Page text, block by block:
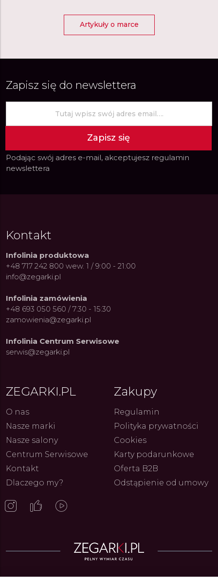
i Dostępny Luksus z
27.07.2026
kolarskich pasji do ikonicznych
Artykuły o marce
Zapisz się do newslettera
Zapisz się
Podając swój adres e-mail, akceptujesz regulamin
newslettera
Kontakt
Infolinia produktowa
+48 717 242 800 wew. 1 / 9:00 - 21:00
info@zegarki.pl
Infolinia zamówienia
+48 693 050 560 / 7:30 - 15:30
zamowienia@zegarki.pl
Infolinia Centrum Serwisowe
serwis@zegarki.pl
ZEGARKI.PL
O nas
Nasze marki
Nasze salony
Centrum Serwisowe
Kontakt
Dlaczego my?
Zakupy
Regulamin
Polityka prywatności
Cookies
Karty podarunkowe
Oferta B2B
Odstąpienie od umowy